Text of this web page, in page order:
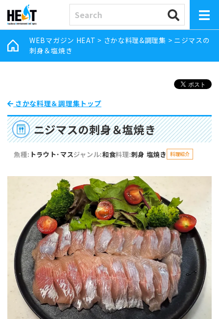
WEBマガジン HEAT > さかな料理&調理集 > ニジマスの
刺身＆塩焼き
さかな料理＆調理集トップ
ニジマスの刺身＆塩焼き
魚種: トラウト･マスジャンル:和食料理:刺身 塩焼き 料理紹介